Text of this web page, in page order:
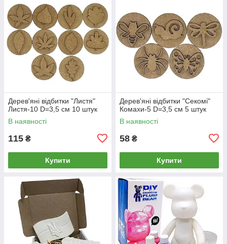
Дерев'яні відбитки "Листя"
Листя-10 D=3,5 см 10 штук
В наявності
115 ₴
Купити
Дерев'яні відбитки "Секомі"
Комахи-5 D=3,5 см 5 штук
В наявності
58 ₴
Купити